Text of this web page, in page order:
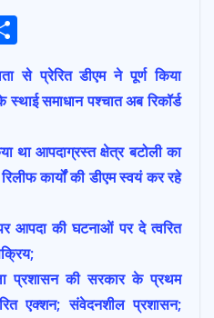
h
ar
e
से प्रेरित डीएम ने पूर्ण किया
समाधान पश्चात अब रिकॉर्ड
था आपदाग्रस्त क्षेत्र बटोली का
कार्यों की डीएम स्वयं कर रहे
आपदा की घटनाओं पर दे त्वरित
प्रशासन की सरकार के प्रथम
एक्शन; संवेदनशील प्रशासन;